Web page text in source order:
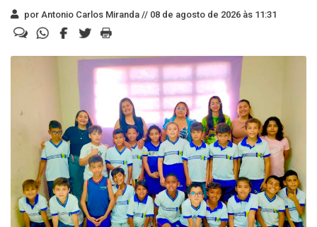
por Antonio Carlos Miranda // 08 de agosto de 2026 às 11:31